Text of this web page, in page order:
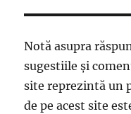
Notă asupra
sugestiile și
site reprezintă un
de pe acest site